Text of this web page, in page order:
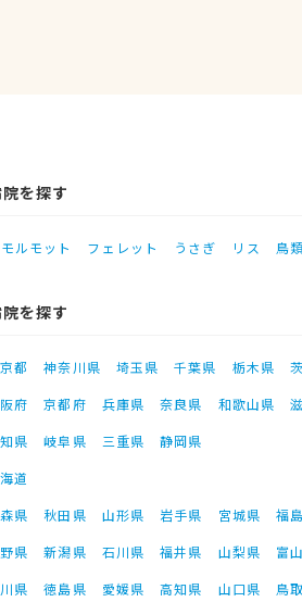
を探す
モルモット フェレット うさぎ リス 鳥類
を探す
都 神奈川県 埼玉県 千葉県 栃木県
府 京都府 兵庫県 奈良県 和歌山県
県 岐阜県 三重県
静岡県
道
県 秋田県 山形県 岩手県 宮城県
福
県 新潟県 石川県 福井県 山梨県
富
県 徳島県 愛媛県 高知県 山口県 鳥